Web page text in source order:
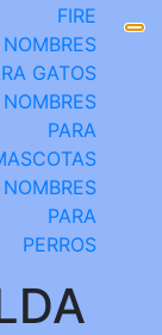
FIRE
NOMBRES
GATOS
NOMBRES
PARA
NOMBRES
PARA
PERROS